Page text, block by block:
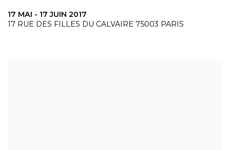
17 MAI - 17 JUIN 2017
17 RUE DES FILLES DU CALVAIRE 75003 PARIS